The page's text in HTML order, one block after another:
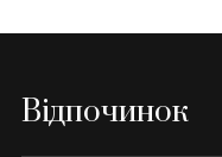
Відпочинок